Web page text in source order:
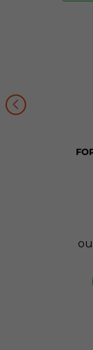
ou